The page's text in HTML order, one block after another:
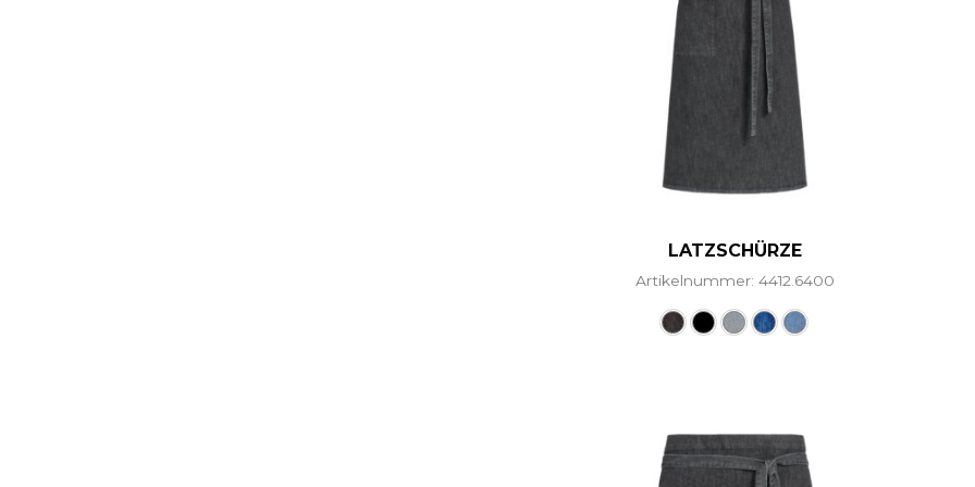
LATZSCHÜRZE
Artikelnummer: 4412.6400